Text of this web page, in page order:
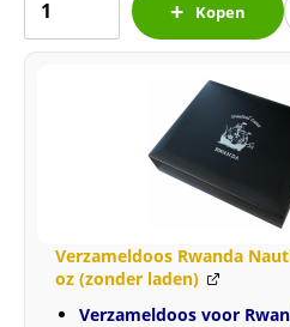
aantal
Kopen
Verzameldoos Rwanda
oz (zonder laden)
Verzameldoos voor